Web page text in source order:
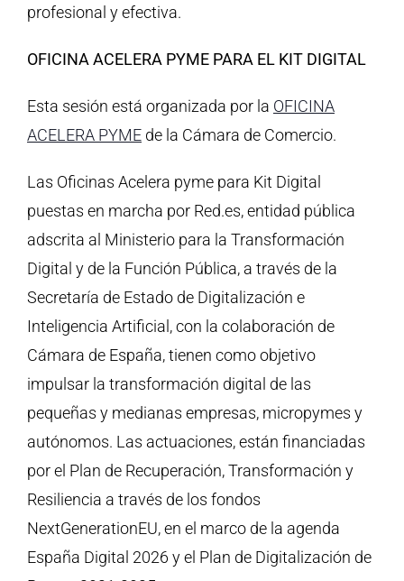
profesional y efectiva.
OFICINA ACELERA PYME PARA EL KIT DIGITAL
Esta sesión está organizada por la OFICINA
ACELERA PYME de la Cámara de Comercio.
Las Oficinas Acelera pyme para Kit Digital
puestas en marcha por Red.es, entidad pública
adscrita al Ministerio para la Transformación
Digital y de la Función Pública, a través de la
Secretaría de Estado de Digitalización e
Inteligencia Artificial, con la colaboración de
Cámara de España, tienen como objetivo
impulsar la transformación digital de las
pequeñas y medianas empresas, micropymes y
autónomos. Las actuaciones, están financiadas
por el Plan de Recuperación, Transformación y
Resiliencia a través de los fondos
NextGenerationEU, en el marco de la agenda
España Digital 2026 y el Plan de Digitalización de